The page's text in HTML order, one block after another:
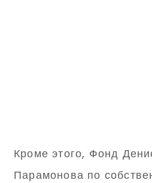
Кроме этого, Фонд
Парамонова по